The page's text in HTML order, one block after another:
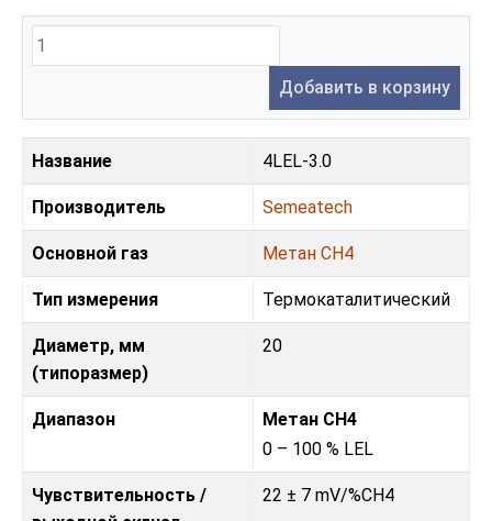
Добавить в корзину
Название 4LEL-3.0
Производитель Semeatech
Основной газ Метан CH4
Тип измерения Термокаталитический
Диаметр, мм
(типоразмер)
20
Диапазон
Метан CH4
0 – 100 % LEL
Чувствительность /
22 ± 7 mV/%CH4